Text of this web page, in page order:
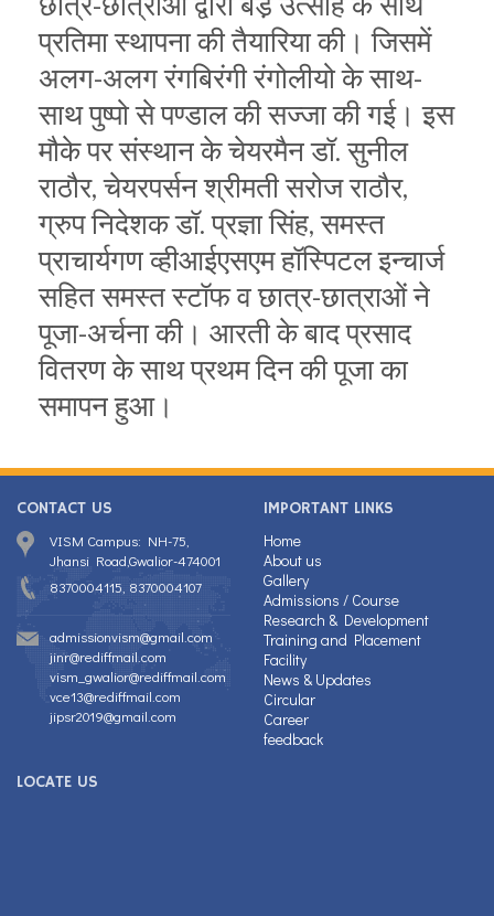
प्रतिमा स्थापना की तैयारिया की। जिसमें
अलग-अलग रंगबिरंगी रंगोलीयो के साथ-
साथ पुष्पो से पण्डाल की सज्जा की गई। इस
मौके पर संस्थान के चेयरमैन डॉ. सुनील
राठौर, चेयरपर्सन श्रीमती सरोज राठौर,
ग्रुप निदेशक डॉ. प्रज्ञा सिंह, समस्त
प्राचार्यगण व्हीआईएसएम हॉस्पिटल इन्चार्ज
सहित समस्त स्टॉफ व छात्र-छात्राओं ने
पूजा-अर्चना की। आरती के बाद प्रसाद
वितरण के साथ प्रथम दिन की पूजा का
समापन हुआ।
CONTACT US
VISM Campus: NH-75,
Jhansi Road,Gwalior-474001
8370004115, 8370004107
admissionvism@gmail.com
jinr@rediffmail.com
vism_gwalior@rediffmail.com
vce13@rediffmail.com
jipsr2019@gmail.com
IMPORTANT LINKS
Home
About us
Gallery
Admissions / Course
Research & Development
Training and Placement
Facility
News & Updates
Circular
Career
feedback
LOCATE US